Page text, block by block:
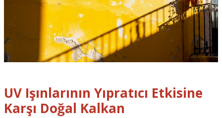
UV Işınlarının Yıpratıcı Etkisine
Karşı Doğal Kalkan